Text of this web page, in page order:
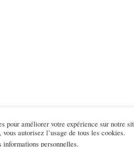
pour améliorer votre expérience sur notre
autorisez l’usage de tous les cookies.
informations personnelles.